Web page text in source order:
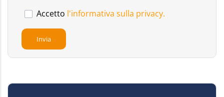
Accetto l'informativa sulla privacy.